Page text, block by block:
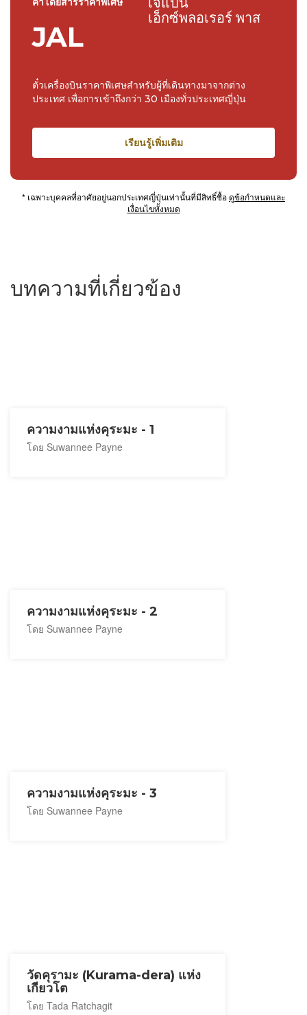
บทความที่เกี่ยวข้อง
ความงามแห่งคุระมะ - 1
โดย Suwannee Payne
ความงามแห่งคุระมะ - 2
โดย Suwannee Payne
ความงามแห่งคุระมะ - 3
โดย Suwannee Payne
วัดคุรามะ (Kurama-dera) แห่ง
เกียวโต
โดย Tada Ratchagit
JAL
เอ็กซ์พลอเรอร์ พาส
ตั๋วเครื่องบินราคาพิเศษสำหรับผู้ที่เดินทางมาจากต่าง
ประเทศ เพื่อการเข้าถึงกว่า 30 เมืองทั่วประเทศญี่ปุ่น
เรียนรู้เพิ่มเติม
* เฉพาะบุคคลที่อาศัยอยู่นอกประเทศญี่ปุ่นเท่านั้นที่มีสิทธิ์ซื้อดูข้อกำหนดและ
เงื่อนไขทั้งหมด